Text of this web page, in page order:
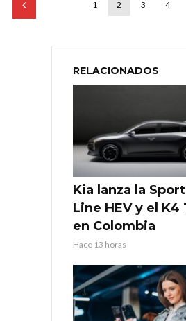
1 2 3 4
RELACIONADOS
Kia lanza la
Line HEV y el K4
en Colombia
Hace 13 horas